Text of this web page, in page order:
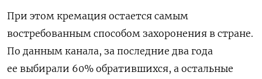
При этом кремация остается самым
востребованным способом захоронения в стране.
По данным канала, за последние два года
ее выбирали 60% обратившихся, а остальные